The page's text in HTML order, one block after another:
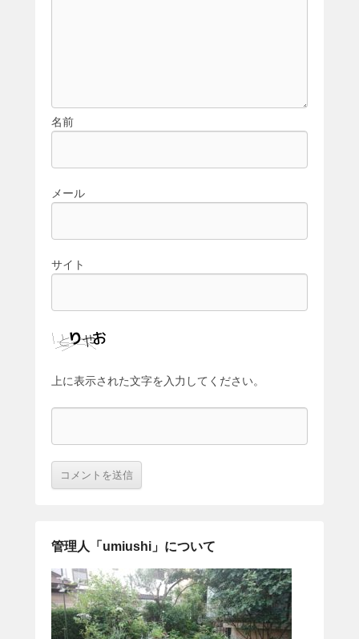
名前
メール
サイト
上に表示された文字を入力してください。
管理人「umiushi」について